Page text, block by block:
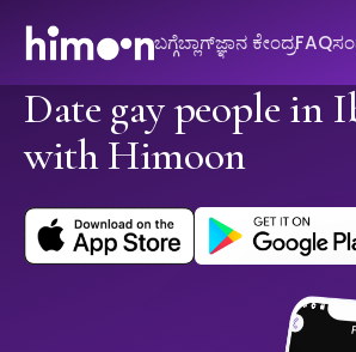
ಬಗ್ಗೆಬ್ಲಾಗ್ಜ್ಞಾನ ಕೇಂದ್ರFAQ
Date gay people in
with Himoon